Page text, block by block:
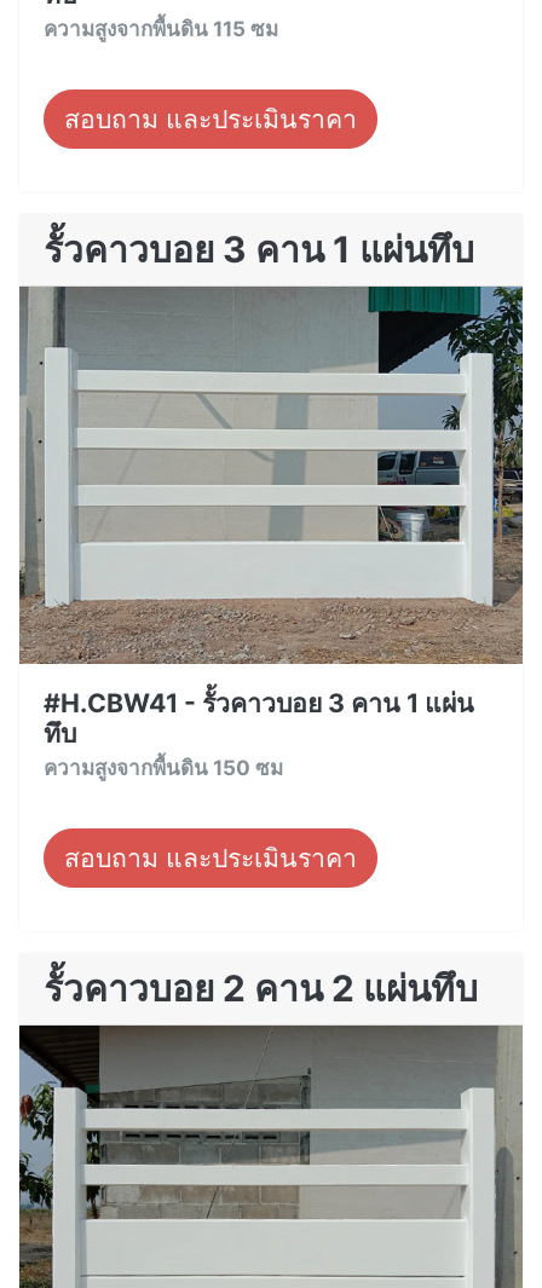
ความสูงจากพื้นดิน 115 ซม
สอบถาม และประเมินราคา
รั้วคาวบอย 3 คาน 1 แผ่นทึบ
#H.CBW41 - รั้วคาวบอย 3 คาน 1 แผ่น
ทึบ
ความสูงจากพื้นดิน 150 ซม
สอบถาม และประเมินราคา
รั้วคาวบอย 2 คาน 2 แผ่นทึบ